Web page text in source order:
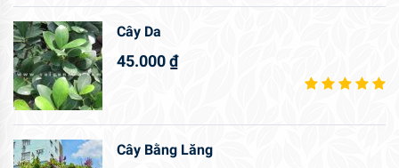
Cây Da
45.000₫
Cây Bằng Lăng